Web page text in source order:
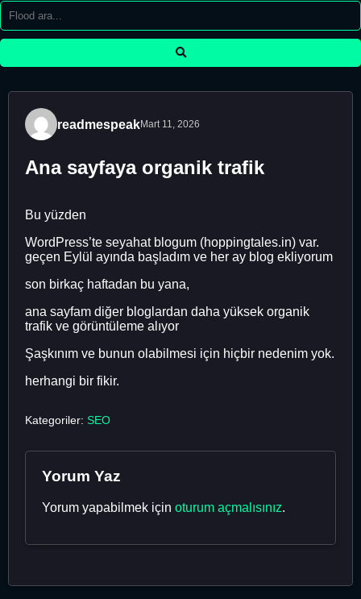
readmespeakMart 11, 2026
Ana sayfaya organik trafik
Bu yüzden
WordPress’te seyahat blogum (hoppingtales.in) var.
geçen Eylül ayında başladım ve her ay blog ekliyorum
son birkaç haftadan bu yana,
ana sayfam diğer bloglardan daha yüksek organik
trafik ve görüntüleme alıyor
Şaşkınım ve bunun olabilmesi için hiçbir nedenim yok.
herhangi bir fikir.
Kategoriler: SEO
Yorum Yaz
Yorum yapabilmek için oturum açmalısınız.